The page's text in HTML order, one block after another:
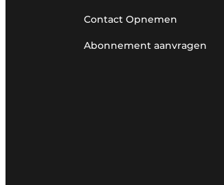
Contact Opnemen
Abonnement aanvragen